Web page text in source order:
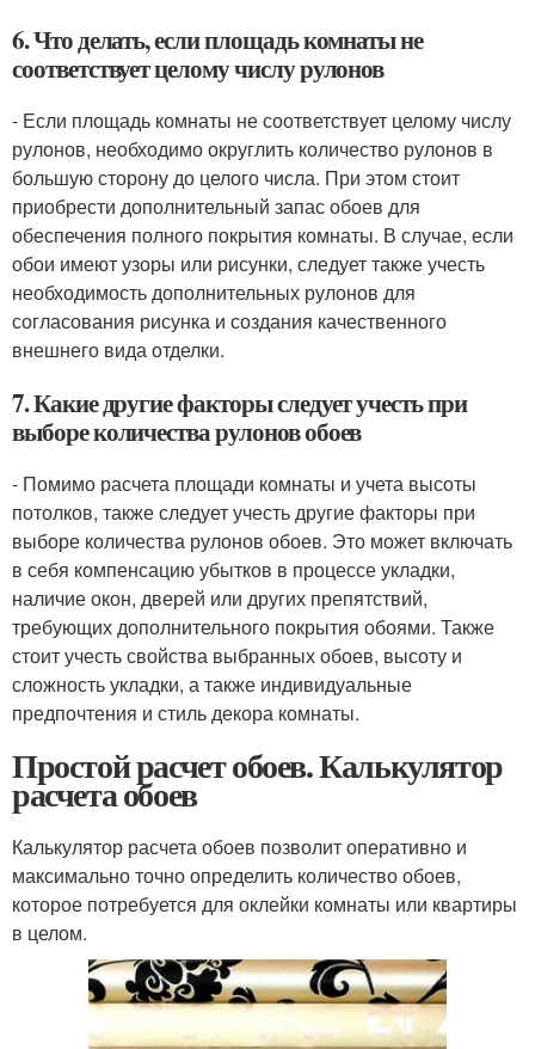
6. Что делать, если площадь комнаты не
соответствует целому числу рулонов
- Если площадь комнаты не соответствует целому числу
рулонов, необходимо округлить количество рулонов в
большую сторону до целого числа. При этом стоит
приобрести дополнительный запас обоев для
обеспечения полного покрытия комнаты. В случае, если
обои имеют узоры или рисунки, следует также учесть
необходимость дополнительных рулонов для
согласования рисунка и создания качественного
внешнего вида отделки.
7. Какие другие факторы следует учесть при
выборе количества рулонов обоев
- Помимо расчета площади комнаты и учета высоты
потолков, также следует учесть другие факторы при
выборе количества рулонов обоев. Это может включать
в себя компенсацию убытков в процессе укладки,
наличие окон, дверей или других препятствий,
требующих дополнительного покрытия обоями. Также
стоит учесть свойства выбранных обоев, высоту и
сложность укладки, а также индивидуальные
предпочтения и стиль декора комнаты.
Простой расчет обоев. Калькулятор
расчета обоев
Калькулятор расчета обоев позволит оперативно и
максимально точно определить количество обоев,
которое потребуется для оклейки комнаты или квартиры
в целом.